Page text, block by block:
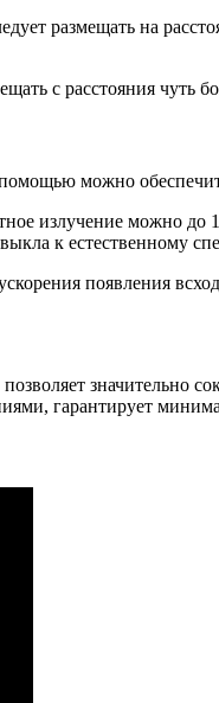
размещать на
с расстояния чуть
можно
излучение можно до
к естественному
появления
значительно
гарантирует